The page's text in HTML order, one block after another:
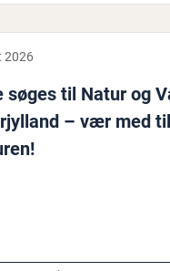
2026
søges til Natur og
– vær med